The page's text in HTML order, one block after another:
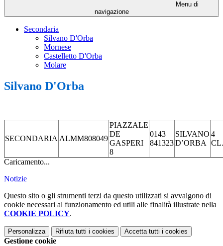
Menu di
navigazione
Secondaria
Silvano D'Orba
Mornese
Castelletto D'Orba
Molare
Silvano D'Orba
SECONDARIA ALMM808049
PIAZZALE
DE
GASPERI
8
0143
841323
SILVANO
D’ORBA
4
CL.
Caricamento...
Notizie
Questo sito o gli strumenti terzi da questo utilizzati si avvalgono di
cookie necessari al funzionamento ed utili alle finalità illustrate nella
COOKIE POLICY.
Personalizza Rifiuta tutti i cookies Accetta tutti i cookies
Gestione cookie